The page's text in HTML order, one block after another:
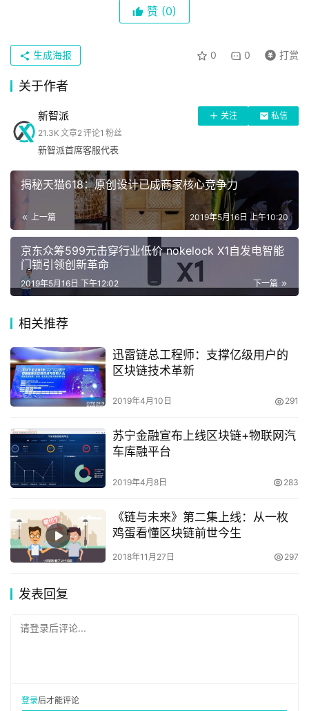
车
直
专
栏
专
题
实体经济对区块链提出新要求
自2018年4月上线以来，迅雷链已经有近三十个商业应用案
例，主要集中在医疗健康、IP版权、社会管理、文化娱乐、
拓宽应用场景。
经过大量的应用落地实践，迅雷链就实体经济企业对区块链
技术的需求有了丰富而深刻的认知，总结为4个大的方面：
性能、成本、扩展性和商业化。
其中性能是基础，是决定区块链底层技术能否为实体经济所
户量级，基本都会面临瞬时集中的海量请求，此时就要求区
块链具有极高的并发处理能力，否则，根本无法落地运行。
实际上，传统区块链技术性能不足，正是制约其在实体经济
中得到落地的主要瓶颈，难以支撑实体经济向区块链转型。
发成本过高，会严重阻碍实体经济中的各企业使用区块链技
术，特别是不利于初创企业的发展。
另外区块链技术的扩展性和商业化程度，也是影响实体经济
应用的重要因素。如果扩展性不够，随着业务规模扩张，企
业就会面临业务发展和区块链应用性能脱节的问题。而若是
没有一个商业级运作系统提供成熟、稳定的技术与运维等一
决方案，性价比极低，这也会将很多企业拒之门外。
总体来看，高性能、低开发成本、强扩容性以及商业化系统
赞 (0)
0 0 打赏
生成海报
关于作者
新智派 关注
私信
21.3K 文章2评论1 粉丝
新智派首席客服代表
揭秘天猫618：原创设计已成商家核心竞争力
上一篇 2019年5月16日 上午10:20
京东众筹599元击穿行业低价 nokelock X1自发电智能
门锁引领创新革命
下一篇
2019年5月16日 下午12:02
相关推荐
迅雷链总工程师：支撑亿级用户的
区块链技术革新
2019年4月10日 291
苏宁金融宣布上线区块链+物联网汽
车库融平台
2019年4月8日 283
《链与未来》第二集上线：从一枚
鸡蛋看懂区块链前世今生
2018年11月27日 297
发表回复
请登录后评论...
登录后才能评论